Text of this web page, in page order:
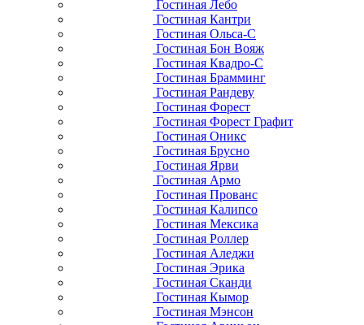
Гостиная Лебо
Гостиная Кантри
Гостиная Ольса-С
Гостиная Бон Вояж
Гостиная Квадро-С
Гостиная Брамминг
Гостиная Рандеву
Гостиная Форест
Гостиная Форест Графит
Гостиная Оникс
Гостиная Брусно
Гостиная Ярви
Гостиная Армо
Гостиная Прованс
Гостиная Калипсо
Гостиная Мексика
Гостиная Роллер
Гостиная Аледжи
Гостиная Эрика
Гостиная Сканди
Гостиная Кымор
Гостиная Мэнсон